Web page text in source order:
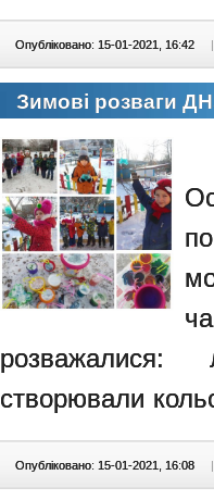
Опубліковано: 15-01-2021, 16:42 |
Зимові розваги
створювали
Опубліковано: 15-01-2021, 16:08 |